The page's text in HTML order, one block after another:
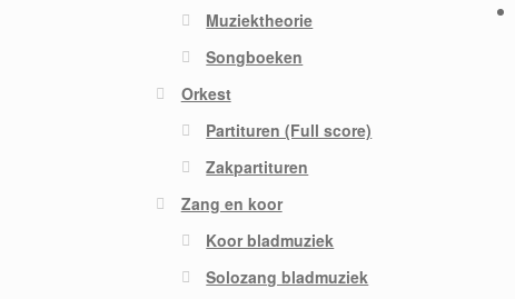
Muziektheorie
Songboeken
Orkest
Partituren (Full score)
Zakpartituren
Zang en koor
Koor bladmuziek
Solozang bladmuziek